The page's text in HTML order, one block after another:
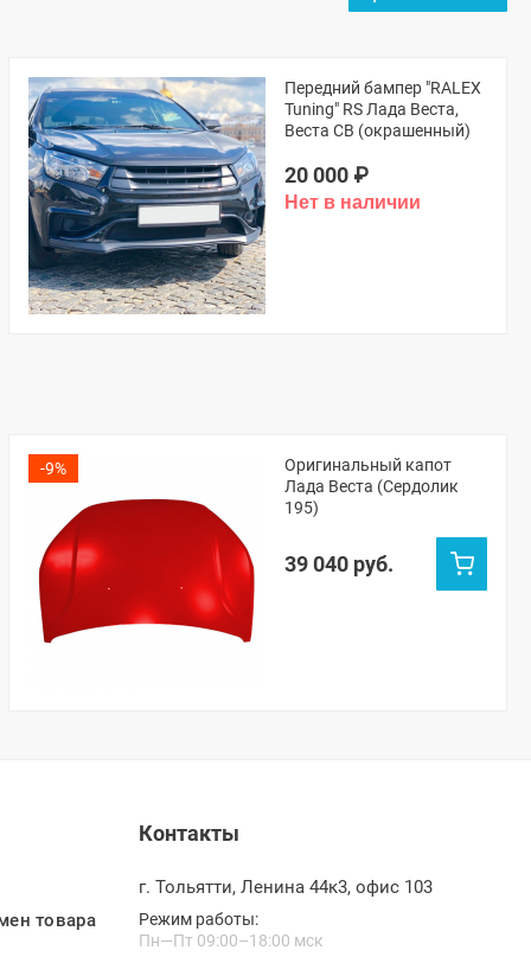
Передний бампер "RALEX
Tuning" RS Лада Веста,
Веста СВ (окрашенный)
20 000 ₽
-9%
Оригинальный капот
Лада Веста (Сердолик
195)
39 040 руб.
товара
Контакты
г. Тольятти, Ленина 44к3, офис 103
Режим работы:
Пн—Пт 09:00–18:00 мск